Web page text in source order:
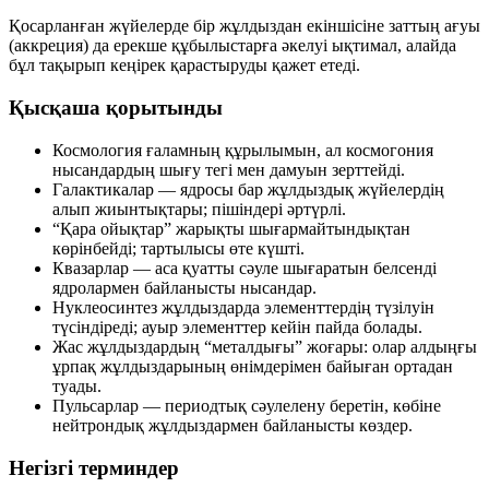
Қосарланған жүйелерде бір жұлдыздан екіншісіне заттың ағуы
(аккреция) да ерекше құбылыстарға әкелуі ықтимал, алайда
бұл тақырып кеңірек қарастыруды қажет етеді.
Қысқаша қорытынды
Космология ғаламның құрылымын, ал космогония
нысандардың шығу тегі мен дамуын зерттейді.
Галактикалар — ядросы бар жұлдыздық жүйелердің
алып жиынтықтары; пішіндері әртүрлі.
“Қара ойықтар” жарықты шығармайтындықтан
көрінбейді; тартылысы өте күшті.
Квазарлар — аса қуатты сәуле шығаратын белсенді
ядролармен байланысты нысандар.
Нуклеосинтез жұлдыздарда элементтердің түзілуін
түсіндіреді; ауыр элементтер кейін пайда болады.
Жас жұлдыздардың “металдығы” жоғары: олар алдыңғы
ұрпақ жұлдыздарының өнімдерімен байыған ортадан
туады.
Пульсарлар — периодтық сәулелену беретін, көбіне
нейтрондық жұлдыздармен байланысты көздер.
Негізгі терминдер